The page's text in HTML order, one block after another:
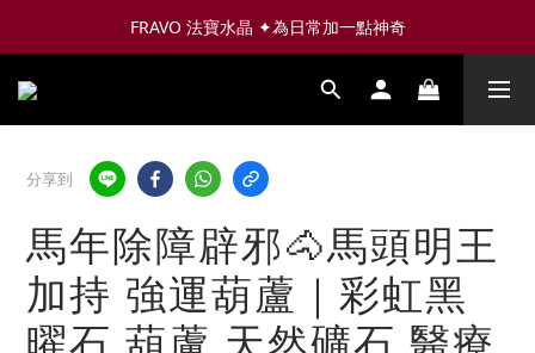
FRAVO 法寶水晶 ✦為日常加一點神奇
分享到
馬年除障辟邪🐴馬頭明王
加持 強運葫蘆｜彩虹黑